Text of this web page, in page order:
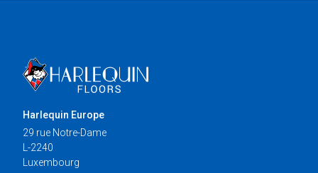
Harlequin Europe
29 rue Notre-Dame
L-2240
Luxembourg